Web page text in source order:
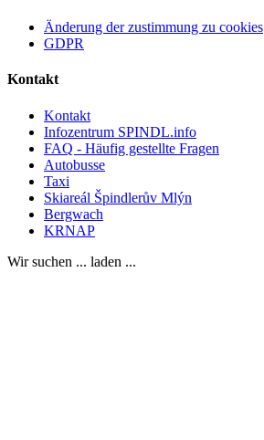
Änderung der zustimmung zu cookies
GDPR
Kontakt
Kontakt
Infozentrum SPINDL.info
FAQ - Häufig gestellte Fragen
Autobusse
Taxi
Skiareál Špindlerův Mlýn
Bergwach
KRNAP
Wir suchen ... laden ...